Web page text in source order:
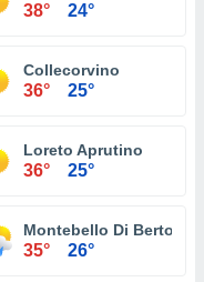
38° 24°
Collecorvino
36° 25°
Loreto Aprutino
36° 25°
Montebello Di Bertona
35° 26°